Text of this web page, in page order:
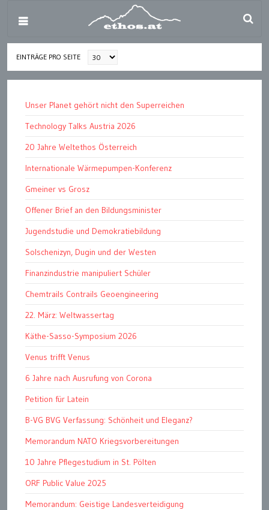
EINTRÄGE PRO SEITE
Unser Planet gehört nicht den Superreichen
Technology Talks Austria 2026
20 Jahre Weltethos Österreich
Internationale Wärmepumpen-Konferenz
Gmeiner vs Grosz
Offener Brief an den Bildungsminister
Jugendstudie und Demokratiebildung
Solschenizyn, Dugin und der Westen
Finanzindustrie manipuliert Schüler
Chemtrails Contrails Geoengineering
22. März: Weltwassertag
Käthe-Sasso-Symposium 2026
Venus trifft Venus
6 Jahre nach Ausrufung von Corona
Petition für Latein
B-VG BVG Verfassung: Schönheit und Eleganz?
Memorandum NATO Kriegsvorbereitungen
10 Jahre Pflegestudium in St. Pölten
ORF Public Value 2025
Memorandum: Geistige Landesverteidigung